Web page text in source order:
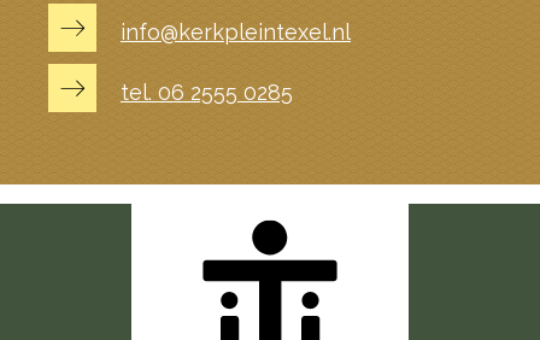
info@kerkpleintexel.nl
tel. 06 2555 0285